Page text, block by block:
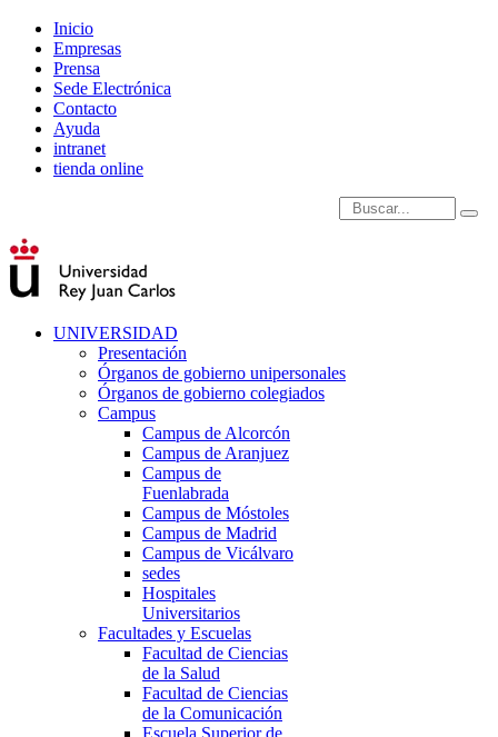
Inicio
Empresas
Prensa
Sede Electrónica
Contacto
Ayuda
intranet
tienda online
Introduce términos de
UNIVERSIDAD
Presentación
Órganos de gobierno unipersonales
Órganos de gobierno colegiados
Campus
Campus de Alcorcón
Campus de Aranjuez
Campus de
Fuenlabrada
Campus de Móstoles
Campus de Madrid
Campus de Vicálvaro
sedes
Hospitales
Universitarios
Facultades y Escuelas
Facultad de Ciencias
de la Salud
Facultad de Ciencias
de la Comunicación
Escuela Superior de